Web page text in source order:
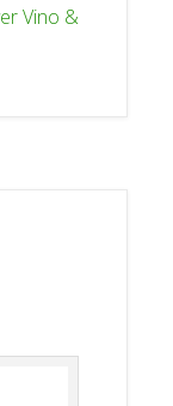
Vino &